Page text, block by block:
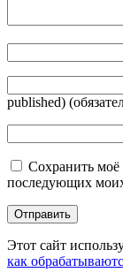
published)
Сохранить моё
последующих
Этот сайт
как